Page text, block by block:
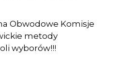
Obwodowe Komisje
metody
wyborów!!!